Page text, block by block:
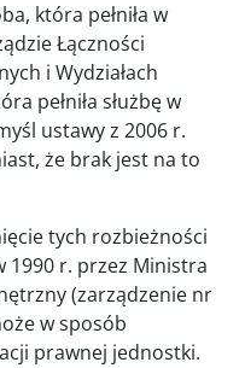
która pełniła w
Łączności
i Wydziałach
pełniła służbę w
ustawy z 2006 r.
że brak jest na to
tych rozbieżności
1990 r. przez Ministra
(zarządzenie nr
w sposób
prawnej jednostki.